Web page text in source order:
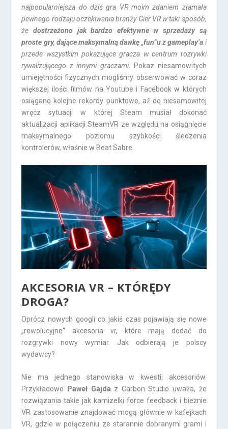
najpopularniejsza do dziś gra VR moim zdaniem złamała
pewnego rodzaju oczekiwania branży Gier VR w taki sposób,
żedostrzeżono jak bardzo efektywne w sprzedaży są
proste gry, dające maksymalną dawkę „fun”u z gameplay’a i
przede wszystkim pokazujące gracza w centrum rozrywki
rywalizującego z innymi graczami.
Pokaz niesamowitych
umiejętności fizycznych mogliśmy obserwować w coraz
większej ilości filmów na Youtube i Facebook w których
osiągano kolejne rekordy punktowe, aż do niesamowitej
wręcz sytuacji w której Steam musiał dokonać
aktualizacji aplikacji SteamVR ze względu na osiągnięcie
maksymalnego poziomu szybkości śledzenia
kontrolerów, właśnie w Beat Sabre.
AKCESORIA VR – KTÓRĘDY
DROGA?
Oprócz nowych googli co jakiś czas pojawiają się nowe
„rewolucyjne” akcesoria vr, które mają dodać do
rozgrywki nowy wymiar. Jak odbierają je polscy
wydawcy?
Nie ma jednego stanowiska w kwestii akcesoriów.
Przykładowo
Paweł Gajda z Carbon Studio uważa, że
rozwiązania takie jak kamizelki force feedback i bieżnie
VR zastosowanie znajdować mogą głównie w kafejkach
VR, gdzie w połączeniu ze starannie dobranymi grami i